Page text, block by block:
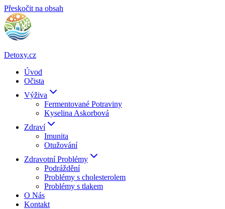
Přeskočit na obsah
Detoxy.cz
Úvod
Očista
Výživa
Fermentované Potraviny
Kyselina Askorbová
Zdraví
Imunita
Otužování
Zdravotní Problémy
Podráždění
Problémy s cholesterolem
Problémy s tlakem
O Nás
Kontakt